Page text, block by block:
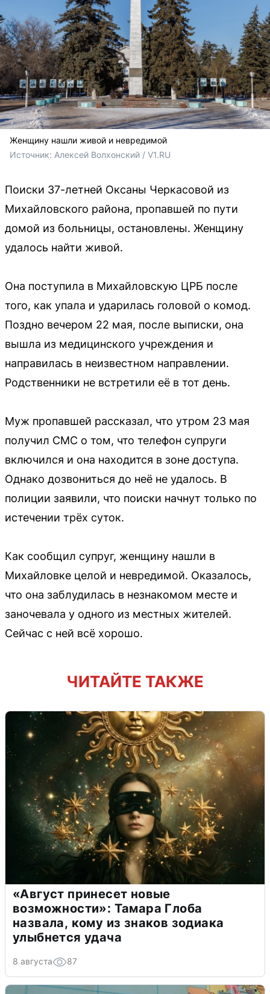
Женщину нашли живой и невредимой
Источник: Алексей Волхонский / V1.RU
Поиски 37-летней Оксаны Черкасовой из
Михайловского района, пропавшей по пути
домой из больницы, остановлены. Женщину
удалось найти живой.
Она поступила в Михайловскую ЦРБ после
того, как упала и ударилась головой о комод.
Поздно вечером 22 мая, после выписки, она
вышла из медицинского учреждения и
направилась в неизвестном направлении.
Родственники не встретили её в тот день.
Муж пропавшей рассказал, что утром 23 мая
получил СМС о том, что телефон супруги
включился и она находится в зоне доступа.
Однако дозвониться до неё не удалось. В
полиции заявили, что поиски начнут только по
истечении трёх суток.
Как сообщил супруг, женщину нашли в
Михайловке целой и невредимой. Оказалось,
что она заблудилась в незнакомом месте и
заночевала у одного из местных жителей.
Сейчас с ней всё хорошо.
ЧИТАЙТЕ ТАКЖЕ
«Август принесет новые
возможности»: Тамара Глоба
назвала, кому из знаков зодиака
улыбнется удача
8 августа 87